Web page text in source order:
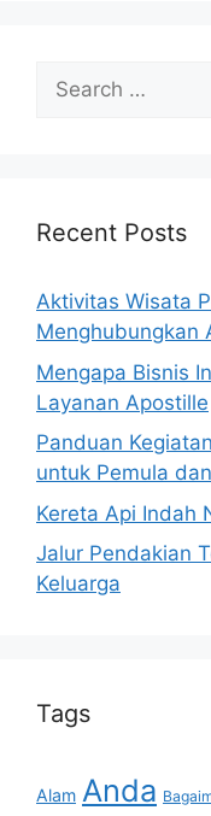
Search
for:
Recent Posts
Aktivitas Wisata
Menghubungkan
Mengapa Bisnis
Layanan Apostille
Panduan
untuk Pemula
Kereta Api Indah
Jalur Pendakian
Keluarga
Tags
Alam Anda